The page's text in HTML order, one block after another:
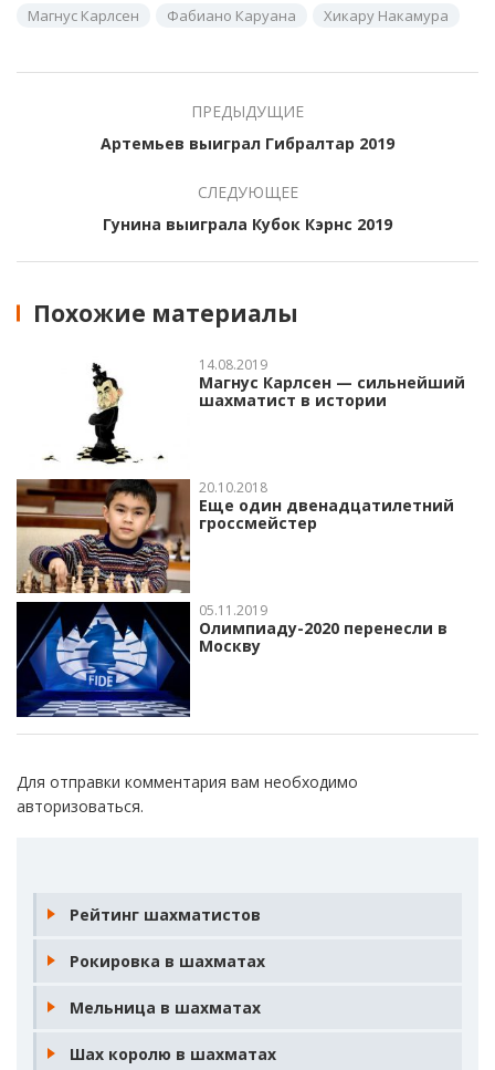
Магнус Карлсен Фабиано Каруана Хикару Накамура
ПРЕДЫДУЩИЕ
Артемьев выиграл Гибралтар 2019
СЛЕДУЮЩЕЕ
Гунина выиграла Кубок Кэрнс 2019
Похожие материалы
14.08.2019
Магнус Карлсен — сильнейший
шахматист в истории
20.10.2018
Еще один двенадцатилетний
гроссмейстер
05.11.2019
Олимпиаду-2020 перенесли в
Москву
Для отправки комментария вам необходимо
авторизоваться.
Рейтинг шахматистов
Рокировка в шахматах
Мельница в шахматах
Шах королю в шахматах